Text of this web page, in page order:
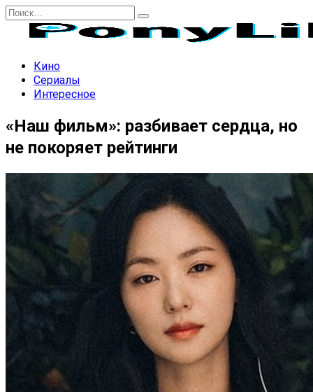
Перейти
содержанию
Search
Кино
Сериалы
Интересное
«Наш фильм»: разбивает сердца, но
не покоряет рейтинги